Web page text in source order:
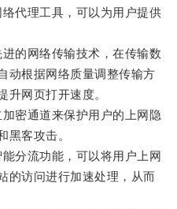
理工具，可以为用户提供
网络传输技术，在传输数
动根据网络质量调整传输方
升网页打开速度。
通道来保护用户的上网隐
黑客攻击。
流功能，可以将用户上网
的访问进行加速处理，从而